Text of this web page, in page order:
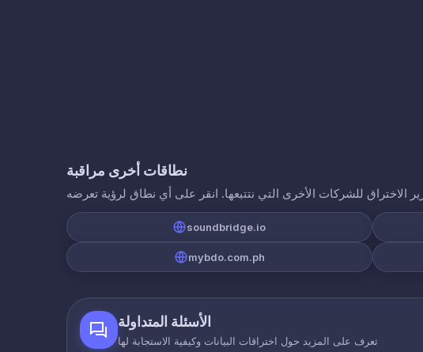
نطاقات أخرى مراقبة
soundbridge.io
mybdo.com.ph
الأسئلة المتداولة
تعرف على المزيد حول اختراقات البيانات وكيفية الاستجابة لها